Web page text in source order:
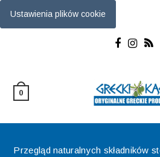
Ustawienia plików cookie
0
Przegląd naturalnych składników